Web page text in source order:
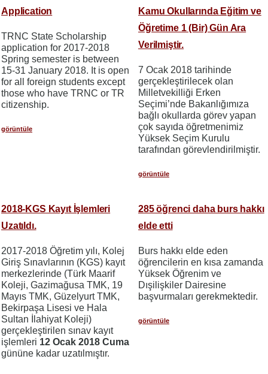
Application
TRNC State Scholarship
application for 2017-2018
Spring semester is between
15-31 January 2018. It is open
for all foreign students except
those who have TRNC or TR
citizenship.
görüntüle
Kamu Okullarında Eğitim ve
Öğretime 1 (Bir) Gün Ara
Verilmiştir.
7 Ocak 2018 tarihinde
gerçekleştirilecek olan
Milletvekilliği Erken
Seçimi’nde Bakanlığımıza
bağlı okullarda görev yapan
çok sayıda öğretmenimiz
Yüksek Seçim Kurulu
tarafından görevlendirilmiştir.
görüntüle
2018-KGS Kayıt İşlemleri
Uzatıldı.
2017-2018 Öğretim yılı, Kolej
Giriş Sınavlarının (KGS) kayıt
merkezlerinde (Türk Maarif
Koleji, Gazimağusa TMK, 19
Mayıs TMK, Güzelyurt TMK,
Bekirpaşa Lisesi ve Hala
Sultan İlahiyat Koleji)
gerçekleştirilen sınav kayıt
işlemleri 12 Ocak 2018 Cuma
gününe kadar uzatılmıştır.
285 öğrenci daha burs hakkı
elde etti
Burs hakkı elde eden
öğrencilerin en kısa zamanda
Yüksek Öğrenim ve
Dışilişkiler Dairesine
başvurmaları gerekmektedir.
görüntüle